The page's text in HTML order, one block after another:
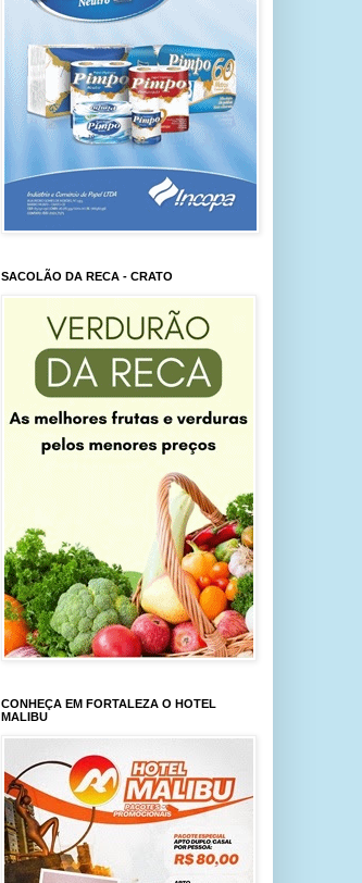
SACOLÃO DA RECA - CRATO
CONHEÇA EM FORTALEZA O HOTEL
MALIBU